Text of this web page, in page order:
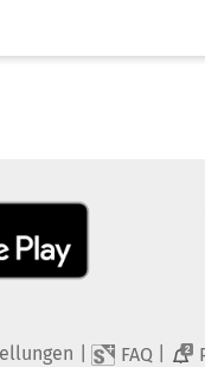
FAQ 2